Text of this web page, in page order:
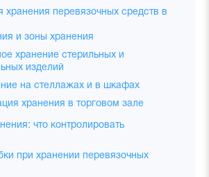
хранения перевязочных средств в
и зоны хранения
хранение стерильных и
изделий
на стеллажах и в шкафах
хранения в торговом зале
что контролировать
при хранении перевязочных